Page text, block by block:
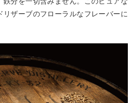
リザーブのフローラルなフレーバーに